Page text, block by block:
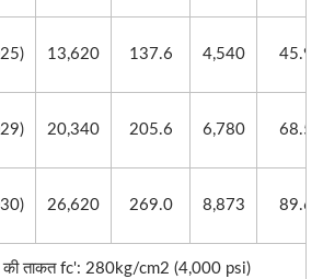
13,620 137.6 4,540 45.9
20,340 205.6 6,780 68.5
26,620 269.0 8,873 89.6
ताकत fc': 280kg/cm2 (4,000 psi)